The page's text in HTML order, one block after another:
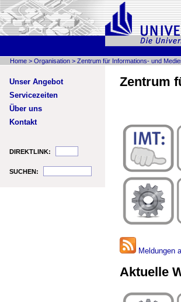
Home > Organisation > Zentrum für Informations- und
Unser Angebot
Servicezeiten
Über uns
Kontakt
DIREKTLINK:
SUCHEN:
Zentrum
Meldungen
Aktuelle